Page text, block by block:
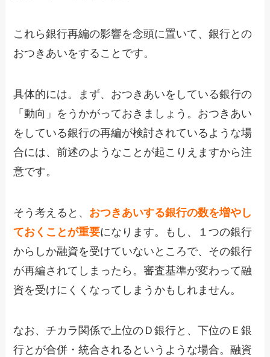
これら銀行再編の影響を念頭に置いて、銀行との
おつきあいをすることです。
具体的には。まず、おつきあいをしている銀行の
「動向」をうかがっておきましょう。おつきあい
をしている銀行の再編が検討されているような場
合には、前述のようなことが起こりえますから注
意です。
そう考えると、 おつきあいする銀行の数を増やし
ておくことが重要になります。もし、１つの銀行
からしか融資を受けていないところで、その銀行
が再編されてしまったら。審査基準が変わって融
資を受けにくくなってしまうかもしれません。
なお、チカラ関係で上位のＤ銀行と、下位のＥ銀
行とが合併・統合されるというような場合。融資